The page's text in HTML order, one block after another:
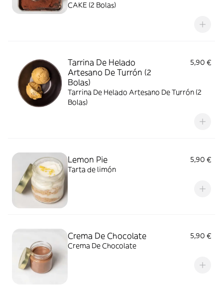
CAKE (2 Bolas)
Tarrina De Helado
Artesano De Turrón (2
Bolas)
5,90 €
Tarrina De Helado Artesano De Turrón (2
Bolas)
Lemon Pie
5,90 €
Tarta de limón
Crema De Chocolate
5,90 €
Crema De Chocolate